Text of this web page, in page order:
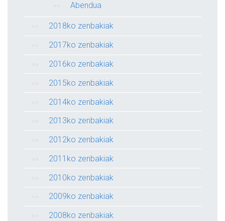
Abendua
2018ko zenbakiak
2017ko zenbakiak
2016ko zenbakiak
2015ko zenbakiak
2014ko zenbakiak
2013ko zenbakiak
2012ko zenbakiak
2011ko zenbakiak
2010ko zenbakiak
2009ko zenbakiak
2008ko zenbakiak